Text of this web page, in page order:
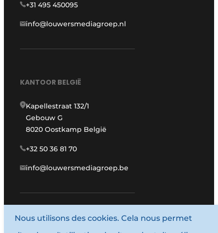
+31 495 450095
info@louwersmediagroep.nl
KANTOOR BELGIË
Kapellestraat 132/1
Gebouw G
8020 Oostkamp België
+32 50 36 81 70
info@louwersmediagroep.be
www.louwersmediagroep.com
Nous utilisons des cookies. Cela nous permet